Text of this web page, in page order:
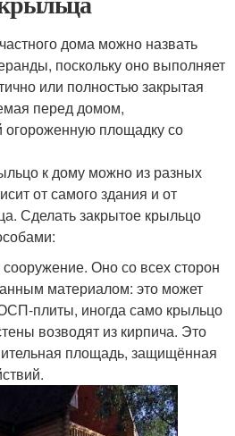
дома можно назвать
поскольку оно выполняет
или полностью закрытая
перед домом,
площадку со
к дому можно из разных
от самого здания и от
Сделать закрытое крыльцо
Оно со всех сторон
материалом: это может
плиты, иногда само крыльцо
возводят из кирпича. Это
площадь, защищённая